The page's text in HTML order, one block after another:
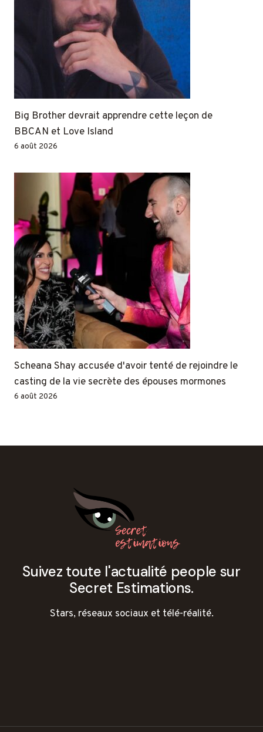
Big Brother devrait apprendre cette leçon de
BBCAN et Love Island
6 août 2026
Scheana Shay accusée d'avoir tenté de rejoindre le
casting de la vie secrète des épouses mormones
6 août 2026
Suivez toute l'actualité people sur
Secret Estimations.
Stars, réseaux sociaux et télé-réalité.